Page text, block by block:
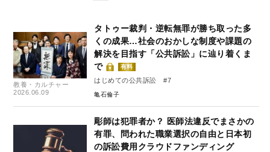
教養・カルチャー
2026.06.09
タトゥー裁判・逆転無罪が勝ち取った多
くの成果…社会のおかしな制度や課題の
解決を目指す「公共訴訟」に辿り着くま
で
有料
はじめての公共訴訟 #7
亀石倫子
彫師は犯罪者か？ 医師法違反でまさかの
有罪、問われた職業選択の自由と日本初
の訴訟費用クラウドファンディング